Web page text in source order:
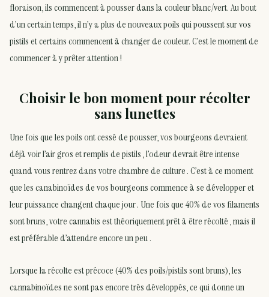
floraison, ils commencent à pousser dans la couleur blanc/vert. Au bout
d’un certain temps, il n’y a plus de nouveaux poils qui poussent sur vos
pistils et certains commencent à changer de couleur. C’est le moment de
commencer à y prêter attention !
Choisir le bon moment pour récolter
sans lunettes
Une fois que les poils ont cessé de pousser, vos bourgeons devraient
déjà voir l’air gros et remplis de pistils , l’odeur devrait être intense
quand vous rentrez dans votre chambre de culture . C’est à ce moment
que les canabinoïdes de vos bourgeons commence à se développer et
leur puissance changent chaque jour . Une fois que 40% de vos filaments
sont bruns, votre cannabis est théoriquement prêt à être récolté , mais il
est préférable d’attendre encore un peu .
Lorsque la récolte est précoce (40% des poils/pistils sont bruns), les
cannabinoïdes ne sont pas encore très développés, ce qui donne un